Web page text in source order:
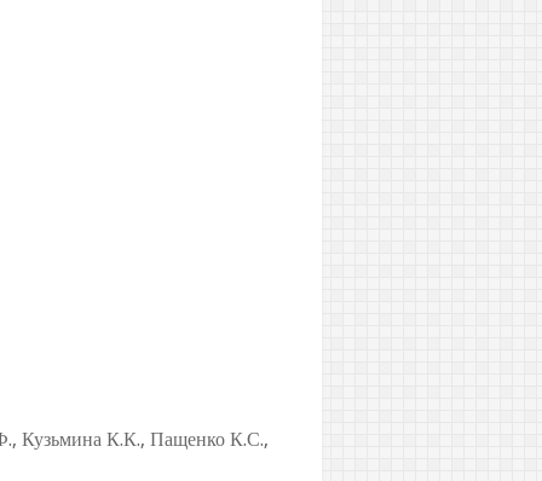
Кузьмина К.К., Пащенко К.С.,